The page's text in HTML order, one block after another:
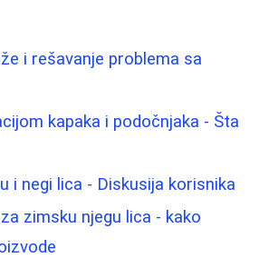
i rešavanje problema sa
kapaka i podočnjaka - Šta
i negi lica - Diskusija korisnika
zimsku njegu lica - kako